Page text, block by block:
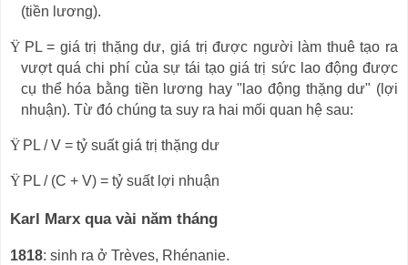
(tiền lương).
Ÿ PL = giá trị thặng dư, giá trị được người làm thuê tạo ra
vượt quá chi phí của sự tái tạo giá trị sức lao động được
cụ thể hóa bằng tiền lương hay "lao động thặng dư" (lợi
nhuận). Từ đó chúng ta suy ra hai mối quan hệ sau:
Ÿ PL / V = tỷ suất giá trị thặng dư
Ÿ PL / (C + V) = tỷ suất lợi nhuận
Karl Marx qua vài năm tháng
1818: sinh ra ở Trèves, Rhénanie.